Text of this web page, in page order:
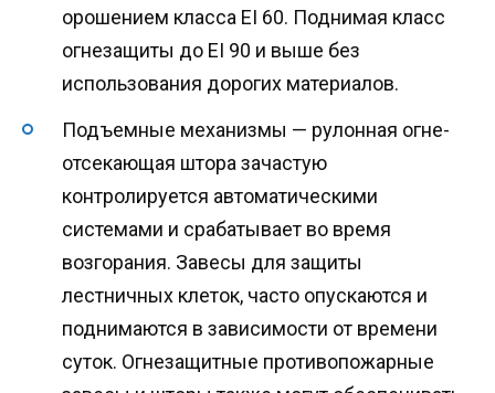
орошением класса EI 60. Поднимая класс
огнезащиты до EI 90 и выше без
использования дорогих материалов.
Подъемные механизмы — рулонная огне-
отсекающая штора зачастую
контролируется автоматическими
системами и срабатывает во время
возгорания. Завесы для защиты
лестничных клеток, часто опускаются и
поднимаются в зависимости от времени
суток. Огнезащитные противопожарные